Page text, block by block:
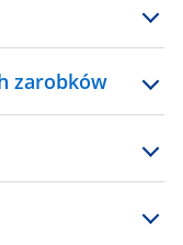
zarobków